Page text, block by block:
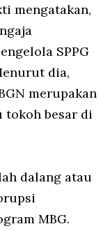
mengatakan,
SPPG
dia,
merupakan
tokoh besar di
dalang atau
MBG.